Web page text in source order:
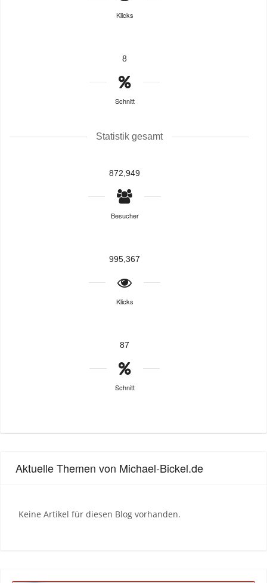
Klicks
8
Schnitt
Statistik gesamt
872,949
Besucher
995,367
Klicks
87
Schnitt
Aktuelle Themen von Michael-Bickel.de
Keine Artikel für diesen Blog vorhanden.